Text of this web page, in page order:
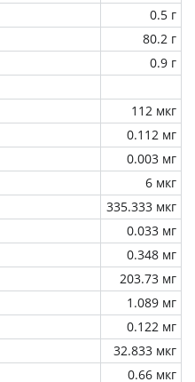
0.5 г
80.2 г
0.9 г
112 мкг
0.112 мг
0.003 мг
6 мкг
335.333 мкг
0.033 мг
0.348 мг
203.73 мг
1.089 мг
0.122 мг
32.833 мкг
0.66 мкг